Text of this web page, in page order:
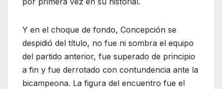
Y en el choque de fondo, Concepción se
despidió del título, no fue ni sombra el equipo
del partido anterior, fue superado de principio
a fin y fue derrotado con contundencia ante la
bicampeona. La figura del encuentro fue el